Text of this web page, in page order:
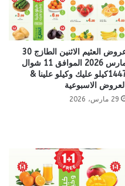
عروض العثيم الاثنين الطازج 30
مارس 2026 الموافق 11 شوال
1447كيلو عليك وكيلو علينا &
العروض الاسبوعية
29 مارس، 2026